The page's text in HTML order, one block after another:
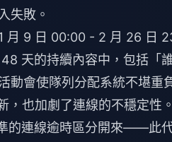
失敗。
1 月 9 日 00:00 - 2 月 26 日
天的持續內容中，包括「
動會使隊列分配系統不堪
，也加劇了連線的不穩定性。
的連線逾時區分開來——此